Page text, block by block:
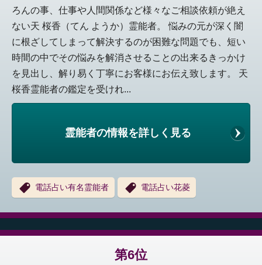
ろんの事、仕事や人間関係など様々なご相談依頼が絶え
ない天 桜香（てん ようか）霊能者。 悩みの元が深く闇
に根ざしてしまって解決するのが困難な問題でも、短い
時間の中でその悩みを解消させることの出来るきっかけ
を見出し、解り易く丁寧にお客様にお伝え致します。 天
桜香霊能者の鑑定を受けれ...
霊能者の情報を詳しく見る
電話占い有名霊能者 電話占い花菱
第6位